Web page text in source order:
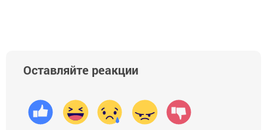
Оставляйте реакции